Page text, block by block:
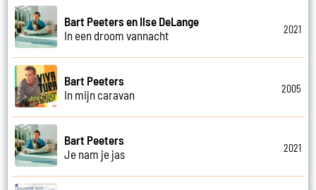
Bart Peeters en Ilse DeLange
In een droom vannacht
2021
Bart Peeters
In mijn caravan
2005
Bart Peeters
Je nam je jas
2021